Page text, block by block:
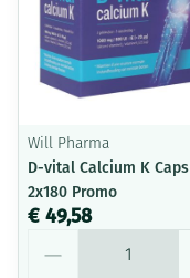
Will Pharma
D-vital Calcium K Caps
2x180 Promo
€ 49,58